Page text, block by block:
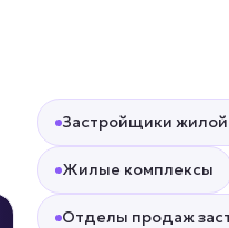
Застройщики
Жилые комплексы
Отделы продаж